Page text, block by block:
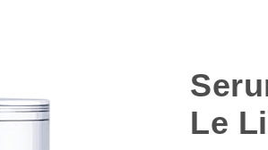
Le